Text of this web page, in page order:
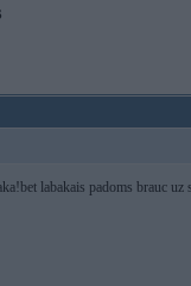
labakais padoms brauc uz